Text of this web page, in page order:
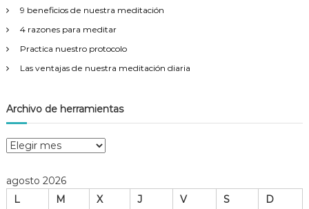
9 beneficios de nuestra meditación
4 razones para meditar
Practica nuestro protocolo
Las ventajas de nuestra meditación diaria
Archivo de herramientas
A
h
agosto 2026
L
M X J V S
D